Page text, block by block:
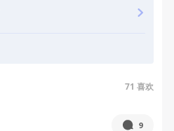
71 喜欢
9